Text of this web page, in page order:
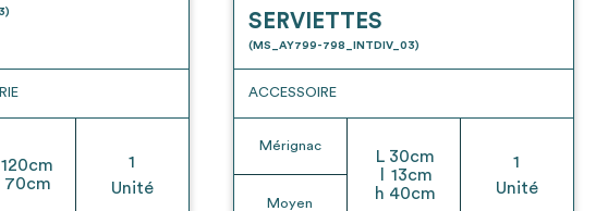
120cm
70cm
1
Unité
SERVIETTES
(MS_AY799-798_INTDIV_03)
ACCESSOIRE
Mérignac
Moyen
L 30cm
13cm
h 40cm
1
Unité